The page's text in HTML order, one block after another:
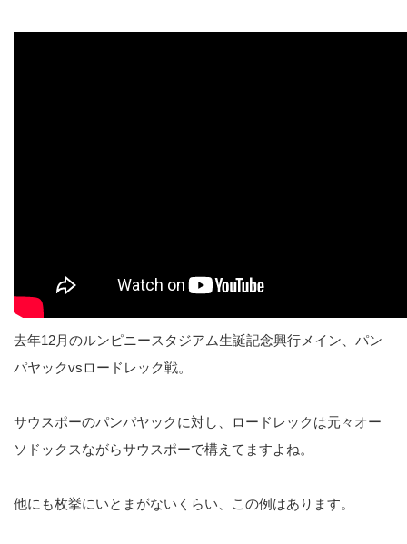
去年12月のルンピニースタジアム生誕記念興行メイン、パン
パヤックvsロードレック戦。
サウスポーのパンパヤックに対し、ロードレックは元々オー
ソドックスながらサウスポーで構えてますよね。
他にも枚挙にいとまがないくらい、この例はあります。